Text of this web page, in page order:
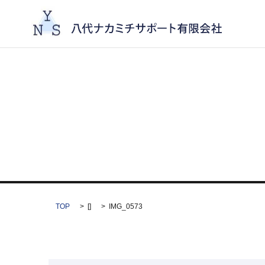
TOP [] IMG_0573